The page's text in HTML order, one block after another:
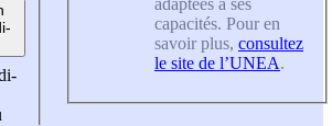
capacités. Pour en
savoir plus, consultez
le site de l’UNEA.